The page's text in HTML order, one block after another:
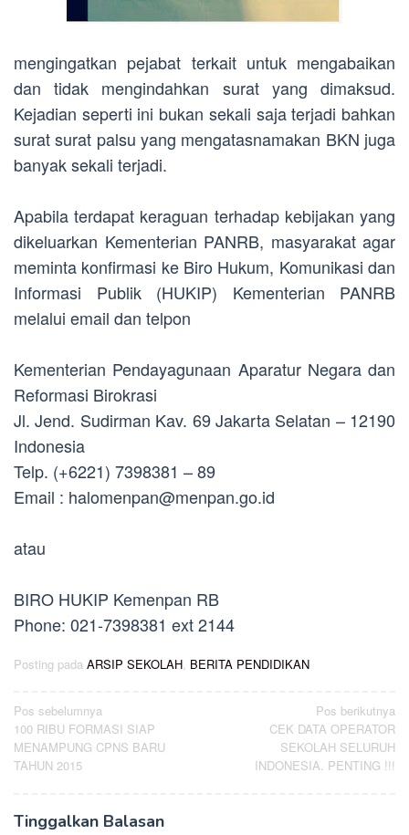
mengingatkan pejabat terkait untuk mengabaikan
dan tidak mengindahkan surat yang dimaksud.
Kejadian seperti ini bukan sekali saja terjadi bahkan
surat surat palsu yang mengatasnamakan BKN juga
banyak sekali terjadi.
Apabila terdapat keraguan terhadap kebijakan yang
dikeluarkan Kementerian PANRB, masyarakat agar
meminta konfirmasi ke Biro Hukum, Komunikasi dan
Informasi Publik (HUKIP) Kementerian PANRB
melalui email dan telpon
Kementerian Pendayagunaan Aparatur Negara dan
Reformasi Birokrasi
Jl. Jend. Sudirman Kav. 69 Jakarta Selatan – 12190
Indonesia
Telp. (+6221) 7398381 – 89
Email : halomenpan@menpan.go.id
atau
BIRO HUKIP Kemenpan RB
Phone: 021-7398381 ext 2144
Posting pada ARSIP SEKOLAH BERITA PENDIDIKAN
Navigasi
pos
Pos sebelumnya
100 RIBU FORMASI SIAP
MENAMPUNG CPNS BARU
TAHUN 2015
Pos berikutnya
CEK DATA OPERATOR
SEKOLAH SELURUH
INDONESIA. PENTING !!!
Tinggalkan Balasan